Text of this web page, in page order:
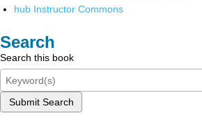
hub Instructor Commons
Search
Search this book
Submit Search